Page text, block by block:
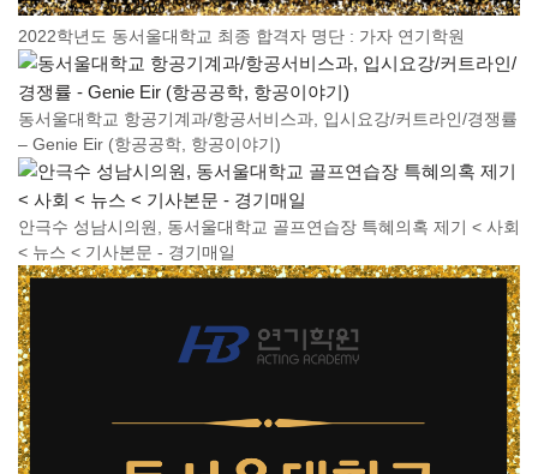
2022학년도 동서울대학교 최종 합격자 명단 : 가자 연기학원
동서울대학교 항공기계과/항공서비스과, 입시요강/커트라인/경쟁률
– Genie Eir (항공공학, 항공이야기)
안극수 성남시의원, 동서울대학교 골프연습장 특혜의혹 제기 < 사회
< 뉴스 < 기사본문 - 경기매일